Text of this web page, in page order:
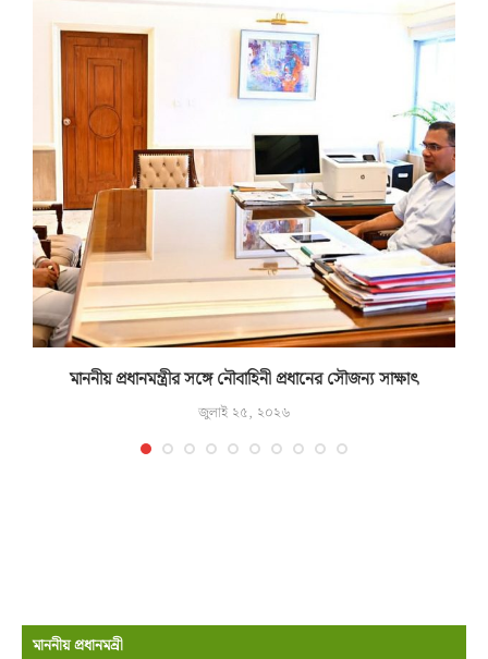
মাননীয় প্রধানমন্ত্রীর সঙ্গে নৌবাহিনী প্রধানের সৌজন্য সাক্ষাৎ
জুলাই ২৫, ২০২৬
মাননীয় প্রধানমন্রী